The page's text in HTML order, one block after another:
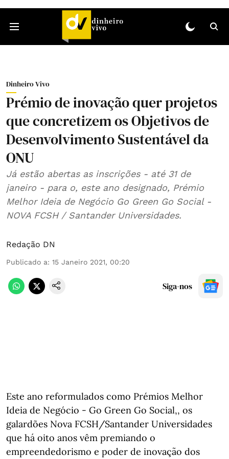
Dinheiro Vivo
Prémio de inovação quer projetos
que concretizem os Objetivos de
Desenvolvimento Sustentável da
ONU
Já estão abertas as inscrições - até 31 de
janeiro - para o, este ano designado, Prémio
Melhor Ideia de Negócio Go Green Go Social -
NOVA FCSH / Santander Universidades.
Redação DN
Publicado a: 15 Janeiro 2021, 00:20
Siga-nos
Este ano reformulados como Prémios Melhor
Ideia de Negócio - Go Green Go Social,, os
galardões Nova FCSH/Santander Universidades
que há oito anos vêm premiando o
empreendedorismo e poder de inovação dos